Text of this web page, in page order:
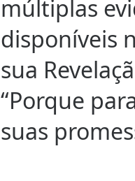
múltiplas
disponíveis
sua
“Porque
suas